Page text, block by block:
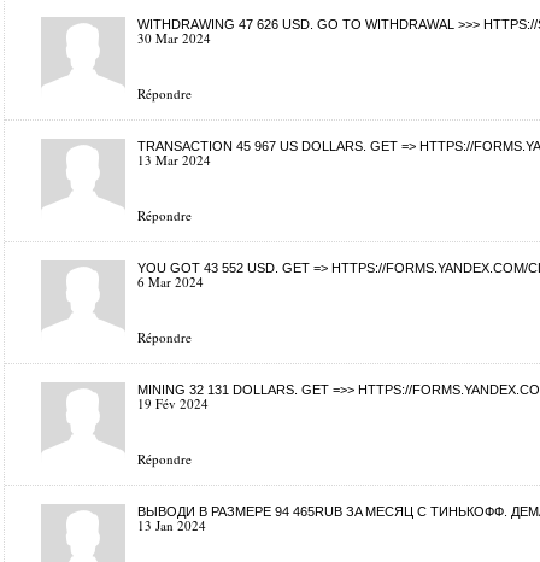
WITHDRAWING 47 626 USD. GО TО WITHDRАWАL >>>
30 Mar 2024
Répondre
TRANSACTION 45 967 US DOLLARS. GЕТ => HTTPS://
13 Mar 2024
Répondre
YOU GOT 43 552 USD. GЕТ => HTTPS://FORMS.YANDEX.COM/
6 Mar 2024
Répondre
MINING 32 131 DOLLARS. GЕТ =>> HTTPS://
19 Fév 2024
Répondre
BЫВOДИ В PAЗМEPE 94 465RUB ЗA МECЯЦ C TИНЬКOФФ.
13 Jan 2024